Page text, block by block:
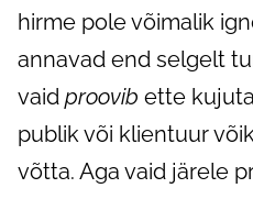
hirme pole võimalik
annavad end selgelt
vaid proovib ette
publik või klientuur
võtta. Aga vaid järele